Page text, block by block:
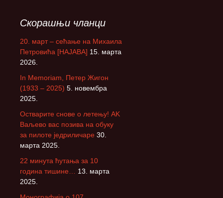
Скорашњи чланци
20. март – сећање на Михаила
Петровића [НАЈАВА] 15. марта
2026.
In Memoriam, Петер Жигон
(1933 – 2025) 5. новембра
2025.
Остварите снове о летењу! АK
Ваљево вас позива на обуку
за пилоте једриличаре 30.
марта 2025.
22 минута ћутања за 10
година тишине…
13. марта
2025.